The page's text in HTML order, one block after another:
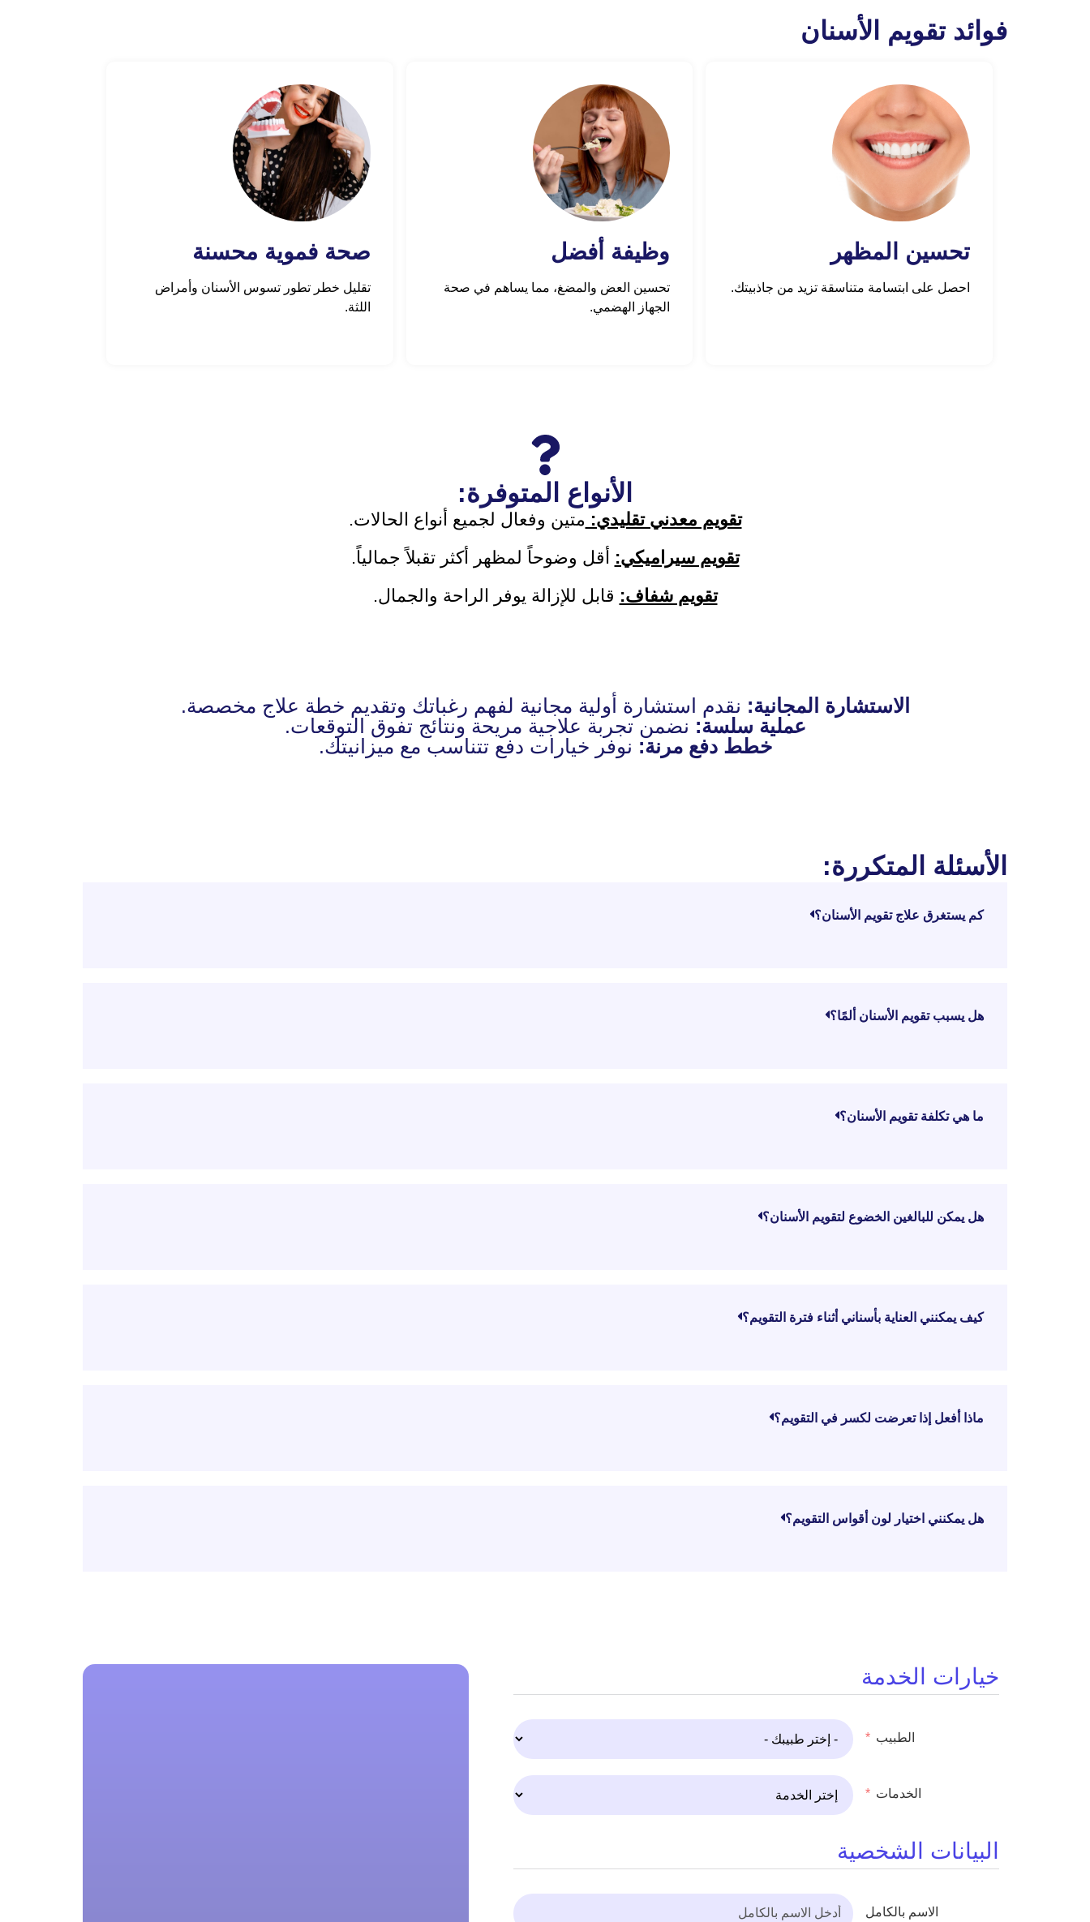
فوائد تقويم الأسنان
تحسين المظهر
احصل على ابتسامة متناسقة تزيد من جاذبيتك.
وظيفة أفضل
تحسين العض والمضغ، مما يساهم في صحة
الجهاز الهضمي.
صحة فموية محسنة
تقليل خطر تطور تسوس الأسنان وأمراض
اللثة.
الأنواع المتوفرة:
تقويم معدني تقليدي: متين وفعال لجميع أنواع الحالات.
تقويم سيراميكي: أقل وضوحاً لمظهر أكثر تقبلاً جمالياً.
تقويم شفاف: قابل للإزالة يوفر الراحة والجمال.
الاستشارة المجانية: نقدم استشارة أولية مجانية لفهم رغباتك وتقديم خطة علاج مخصصة.
عملية سلسة: نضمن تجربة علاجية مريحة ونتائج تفوق التوقعات.
خطط دفع مرنة: نوفر خيارات دفع تتناسب مع ميزانيتك.
الأسئلة المتكررة:
كم يستغرق علاج تقويم الأسنان؟
هل يسبب تقويم الأسنان ألمًا؟
ما هي تكلفة تقويم الأسنان؟
هل يمكن للبالغين الخضوع لتقويم الأسنان؟
كيف يمكنني العناية بأسناني أثناء فترة التقويم؟
ماذا أفعل إذا تعرضت لكسر في التقويم؟
هل يمكنني اختيار لون أقواس التقويم؟
خيارات الخدمة
الطبيب
الخدمات
البيانات الشخصية
الاسم بالكامل